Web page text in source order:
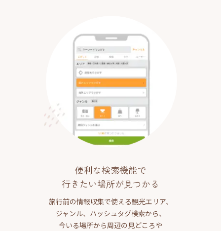
便利な検索機能で
行きたい場所が見つかる
旅行前の情報収集で使える観光エリア、
ジャンル、ハッシュタグ検索から、
今いる場所から周辺の見どころや